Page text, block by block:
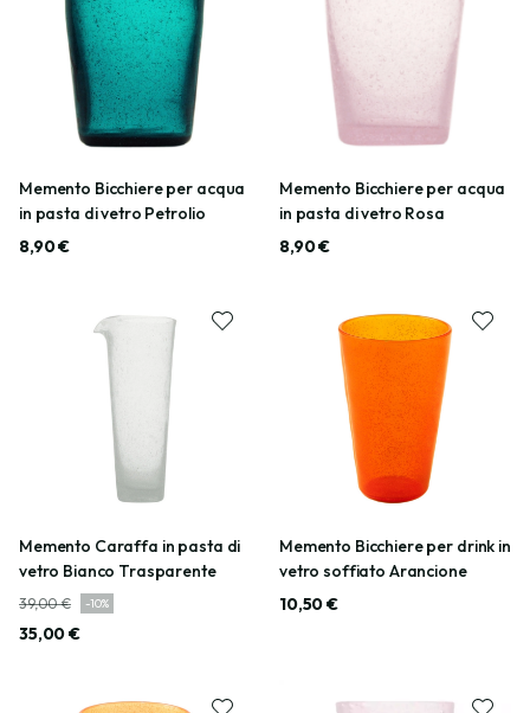
Memento Bicchiere per acqua
in pasta di vetro Petrolio
8,90 €
Memento Bicchiere per acqua
in pasta di vetro Rosa
8,90 €
Memento Caraffa in pasta di
vetro Bianco Trasparente
39,00 €
35,00 €
-10%
Memento Bicchiere per drink in
vetro soffiato Arancione
10,50 €